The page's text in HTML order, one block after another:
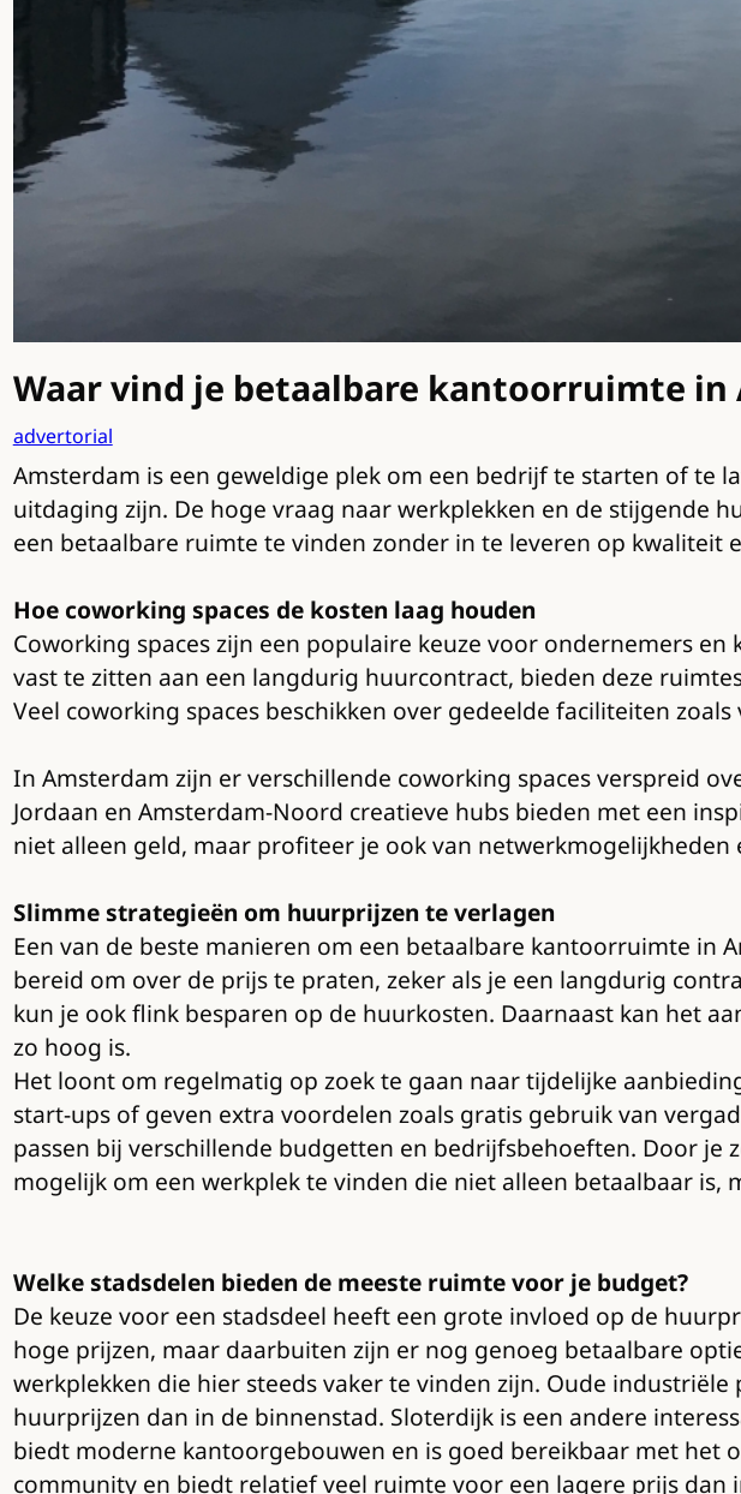
Waar vind je betaalbare kantoorruimte in
advertorial
Amsterdam is een geweldige plek om een bedrijf te starten of te
uitdaging zijn. De hoge vraag naar werkplekken en de stijgende
een betaalbare ruimte te vinden zonder in te leveren op kwaliteit
Hoe coworking spaces de kosten laag houden
Coworking spaces zijn een populaire keuze voor ondernemers
vast te zitten aan een langdurig huurcontract, bieden deze
Veel coworking spaces beschikken over gedeelde faciliteiten
In Amsterdam zijn er verschillende coworking spaces verspreid
Jordaan en Amsterdam-Noord creatieve hubs bieden met een
niet alleen geld, maar profiteer je ook van netwerkmogelijkheden
Slimme strategieën om huurprijzen te verlagen
Een van de beste manieren om een betaalbare kantoorruimte in
bereid om over de prijs te praten, zeker als je een langdurig
kun je ook flink besparen op de huurkosten. Daarnaast kan het
zo hoog is.
Het loont om regelmatig op zoek te gaan naar tijdelijke
start-ups of geven extra voordelen zoals gratis gebruik van
passen bij verschillende budgetten en bedrijfsbehoeften. Door
mogelijk om een werkplek te vinden die niet alleen betaalbaar
Welke stadsdelen bieden de meeste ruimte voor je budget?
De keuze voor een stadsdeel heeft een grote invloed op de
hoge prijzen, maar daarbuiten zijn er nog genoeg betaalbare
werkplekken die hier steeds vaker te vinden zijn. Oude
huurprijzen dan in de binnenstad. Sloterdijk is een andere
biedt moderne kantoorgebouwen en is goed bereikbaar met het
community en biedt relatief veel ruimte voor een lagere prijs dan